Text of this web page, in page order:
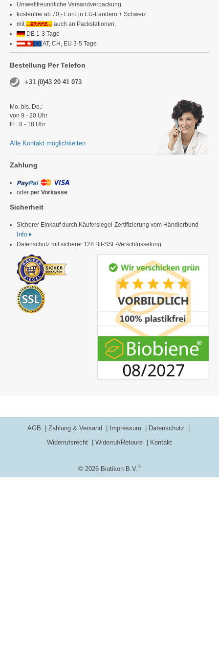
Umweltfreundliche Versandverpackung
kostenfrei ab 70,- Euro in EU-Ländern + Schweiz
mit
auch an Packstationen,
DE 1-3 Tage
AT, CH, EU 3-5 Tage
Bestellung Per Telefon
+31 (0)43 20 41 073
Mo. bis. Do.:
von 9 - 20 Uhr
Fr.: 8 - 18 Uhr
Alle Kontakt möglichkeiten
Zahlung
oder per Vorkasse
Sicherheit
Sicherer Einkauf durch Käufersiegel-Zertifizierung vom Händlerbund
Info
Datenschutz mit sicherer 128 Bit-SSL-Verschlüsselung
© 2026 Biotikon B.V.®
AGB Zahlung & Versand Impressum
Datenschutz
Widerrufsrecht
Widerruf/Retoure Kontakt